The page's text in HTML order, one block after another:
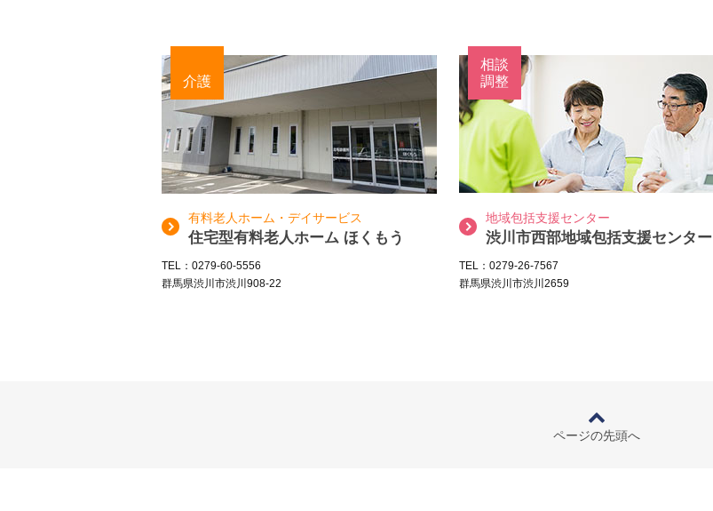
介護
有料老人ホーム・デイサービス
住宅型有料老人ホーム ほくもう
TEL：0279-60-5556
群馬県渋川市渋川908-22
相談
調整
地域包括支援センター
渋川市西部地域包括支援センター
TEL：0279-26-7567
群馬県渋川市渋川2659
ページの先頭へ